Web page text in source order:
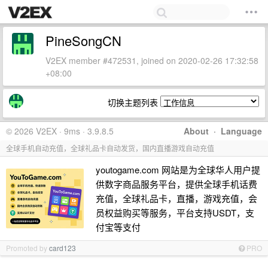
PineSongCN
V2EX member #472531, joined on 2020-02-26 17:32:58
+08:00
切换主题列表
About · Language
© 2026 V2EX · 9ms · 3.9.8.5
全球手机自动充值，全球礼品卡自动发货，国内直播游戏自动充值
youtogame.com 网站是为全球华人用户提
供数字商品服务平台，提供全球手机话费
充值，全球礼品卡，直播，游戏充值，会
员权益购买等服务，平台支持USDT，支
付宝等支付
Promoted bycard123 PRO